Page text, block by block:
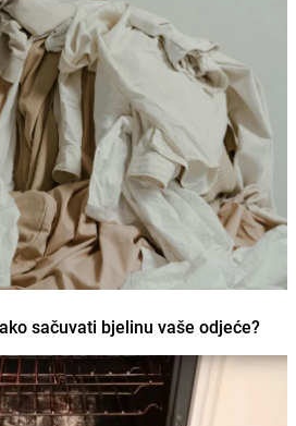
sačuvati bjelinu vaše odjeće?